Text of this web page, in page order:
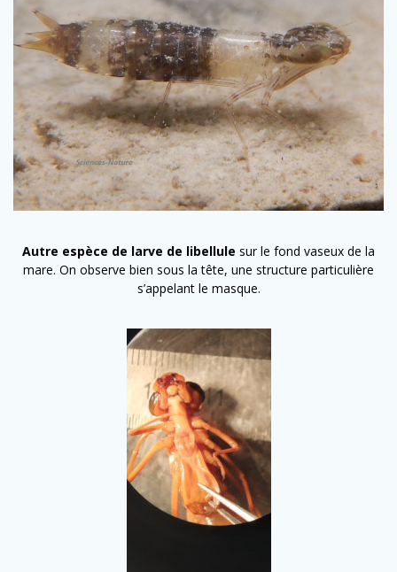
Autre espèce de larve de libellule sur le fond vaseux de la
mare. On observe bien sous la tête, une structure particulière
s’appelant le masque.